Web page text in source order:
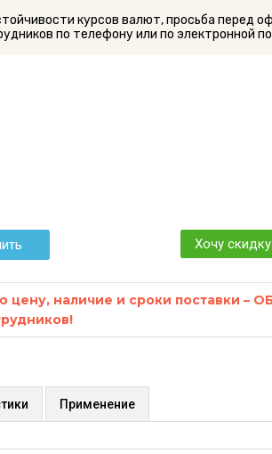
курсов валют, просьба перед
по телефону или по электронной
Хочу скидку
цену, наличие и сроки поставки –
Применение